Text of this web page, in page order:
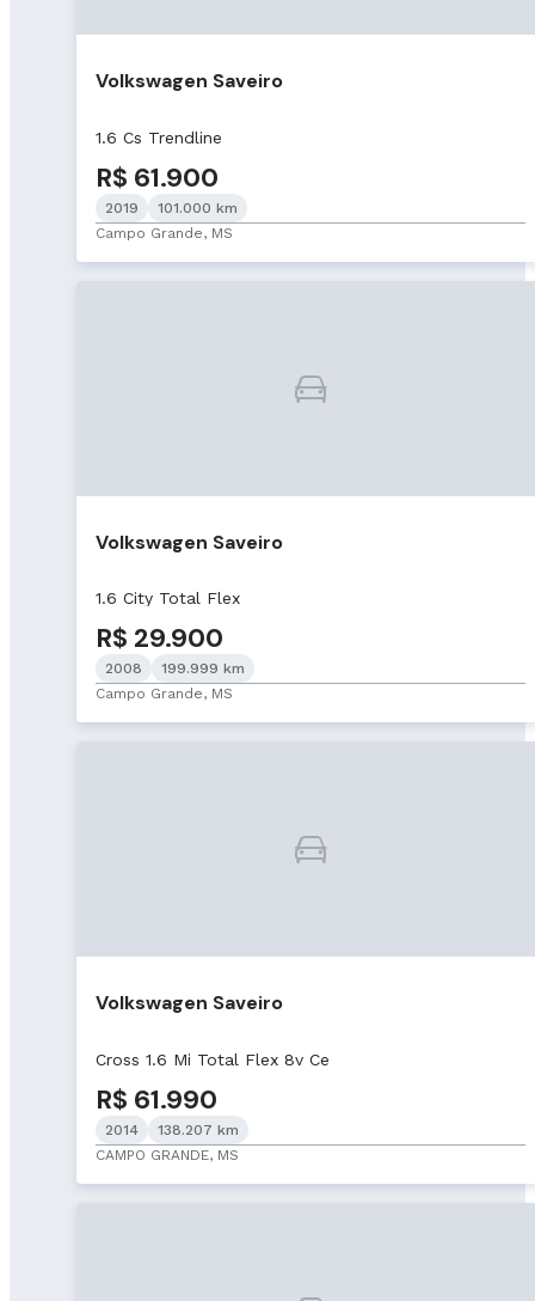
Volkswagen Saveiro
1.6 Cs Trendline
R$ 61.900
2019
101.000 km
Campo Grande, MS
Volkswagen Saveiro
1.6 City Total Flex
R$ 29.900
2008
199.999 km
Campo Grande, MS
Volkswagen Saveiro
Cross 1.6 Mi Total Flex 8v Ce
R$ 61.990
2014
138.207 km
CAMPO GRANDE, MS